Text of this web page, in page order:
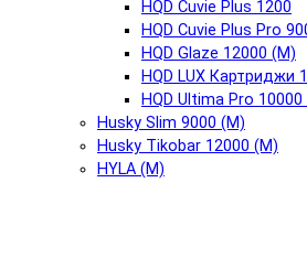
HQD Cuvie Plus 1200
HQD Cuvie Plus Pro
HQD Glaze 12000 (М)
HQD LUX Картриджи
HQD Ultima Pro
Husky Slim 9000 (М)
Husky Tikobar 12000 (М)
HYLA (М)